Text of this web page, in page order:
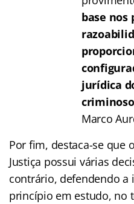
base nos
jurídica
Marco
Por fim, destaca-se que
Justiça possui várias
contrário, defendendo
princípio em estudo, no